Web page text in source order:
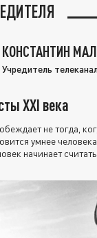
КОНСТАНТИН
Учредитель
XXI века
не тогда,
умнее
начинает